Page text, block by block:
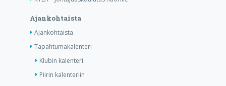
Ajankohtaista
Ajankohtaista
Tapahtumakalenteri
Klubin kalenteri
Piirin kalenteriin